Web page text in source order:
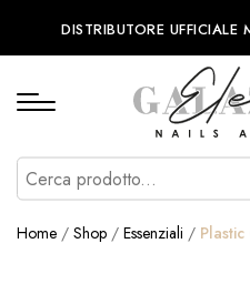
DISTRIBUTORE
Home / Shop / Essenziali /